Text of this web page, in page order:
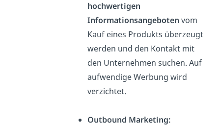
hochwertigen
Informationsangeboten vom
Kauf eines Produkts überzeugt
werden und den Kontakt mit
den Unternehmen suchen. Auf
aufwendige Werbung wird
verzichtet.
Outbound Marketing: